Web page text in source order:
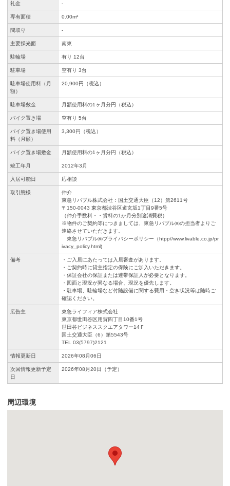
礼金 -
専有面積 0.00m²
間取り -
主要採光面 南東
駐輪場 有り 12台
駐車場 空有り 3台
駐車場使用料（月
額）
20,900円（税込）
駐車場敷金 月額使用料の1ヶ月分円（税込）
バイク置き場 空有り 5台
バイク置き場使用
料（月額）
3,300円（税込）
バイク置き場敷金 月額使用料の1ヶ月分円（税込）
竣工年月 2012年3月
入居可能日 応相談
取引態様
仲介
東急リバブル株式会社：国土交通大臣（12）第2611号
〒150-0043 東京都渋谷区道玄坂1丁目9番5号
（仲介手数料・・賃料の1か月分別途消費税）
※物件のご契約等につきましては、東急リバブル㈱の担当者よりご
連絡させていただきます。
東急リバブル㈱プライバシーポリシー（htpp//www.livable.co.jp/pr
ivacy_policy.html)
備考
・ご入居にあたっては入居審査があります。
・ご契約時に貸主指定の保険にご加入いただきます。
・保証会社の保証または連帯保証人が必要となります。
・図面と現況が異なる場合、現況を優先します。
・駐車場、駐輪場など付随設備に関する費用・空き状況等は随時ご
確認ください。
広告主
東急ライフィア株式会社
東京都世田谷区用賀四丁目10番1号
世田谷ビジネススクエアタワー14Ｆ
国土交通大臣（6）第5543号
TEL 03(5797)2121
情報更新日 2026年08月06日
次回情報更新予定
日
2026年08月20日（予定）
周辺環境